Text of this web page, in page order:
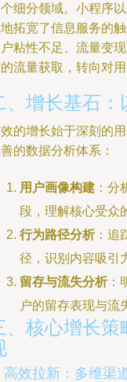
细分领域。小程序
拓宽了信息服务的
粘性不足、流量变
流量获取，转向对
、增长基石：
的增长始于深刻的
的数据分析体系：
用户画像构建 ：
段，理解核心受众
行为路径分析：追
径，识别内容吸引
留存与流失分析：
户的留存表现与流
、核心增长策
高效拉新：多维渠